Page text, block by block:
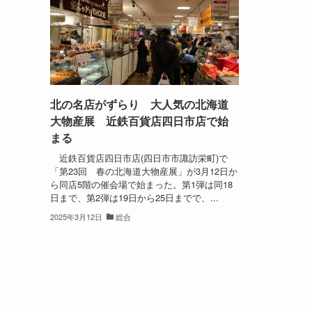
北の名店がずらり 大人気の北海道
大物産展 近鉄百貨店四日市店で始
まる
近鉄百貨店四日市店(四日市市諏訪栄町)で
「第23回 春の北海道大物産展」が3月12日か
ら同店5階の催会場で始まった。第1弾は同18
日まで、第2弾は19日から25日までで、...
2025年3月12日 総合